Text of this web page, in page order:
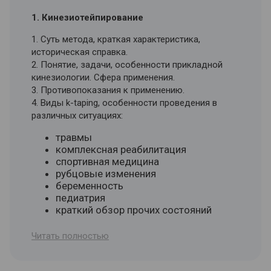
и вспомогательные, классификация.
3. Техника выполнения поглаживания и
растирания.
4. Физиологическое действие поглаживания и
растирания. Показания к применению.
5. Методические указания к проведению
приемов поглаживания и растирания.
6. Основные и вспомогательные приемы
разминания и вибрации.
вибрации.
8. Физиологическое действие разминания и
вибрации.
9. Показания к применению разминания и
вибрации.
10. Методические указания к проведению
приемов разминания и вибрации.
4. Массаж частей тела
1. Кинезиотейпирование
1. Суть метода, краткая характеристика,
историческая справка.
2. Понятие, задачи, особенности прикладной
кинезиологии. Сфера применения.
3. Противопоказания к применению.
4. Виды k-taping, особенности проведения в
различных ситуациях:
травмы
комплексная реабилитация
спортивная медицина
рубцовые изменения
беременность
педиатрия
краткий обзор прочих состояний
применению тейпов.
Читать полностью